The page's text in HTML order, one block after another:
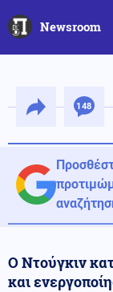
Newsroom
148
Ο Ντούγκιν
και